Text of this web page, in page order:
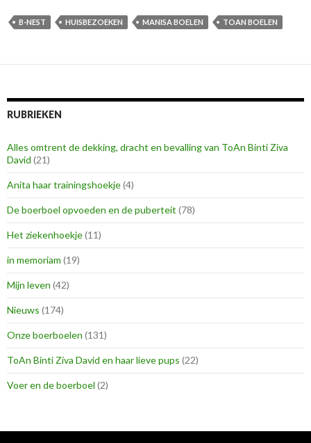
B-NEST HUISBEZOEKEN MANISA BOELEN TOAN BOELEN
RUBRIEKEN
Alles omtrent de dekking, dracht en bevalling van ToAn Binti Ziva
David (21)
Anita haar trainingshoekje(4)
De boerboel opvoeden en de puberteit (78)
Het ziekenhoekje(11)
in memoriam (19)
Mijn leven (42)
Nieuws (174)
Onze boerboelen (131)
ToAn Binti Ziva David en haar lieve pups (22)
Voer en de boerboel (2)